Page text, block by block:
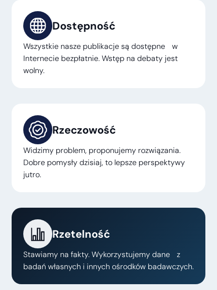
Dostępność
Wszystkie nasze publikacje są dostępne w
Internecie bezpłatnie. Wstęp na debaty jest
wolny.
Rzeczowość
Widzimy problem, proponujemy rozwiązania.
Dobre pomysły dzisiaj, to lepsze perspektywy
jutro.
Rzetelność
Stawiamy na fakty. Wykorzystujemy dane z
badań własnych i innych ośrodków badawczych.